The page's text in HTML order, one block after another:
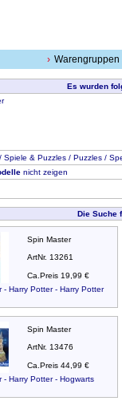
Warengruppen
Es wurden
Spiele & Puzzles / Puzzles /
nicht zeigen
Die Suche
Spin Master
ArtNr. 13261
Ca.Preis 19,99 €
- Harry Potter - Harry Potter
Spin Master
ArtNr. 13476
Ca.Preis 44,99 €
- Harry Potter - Hogwarts